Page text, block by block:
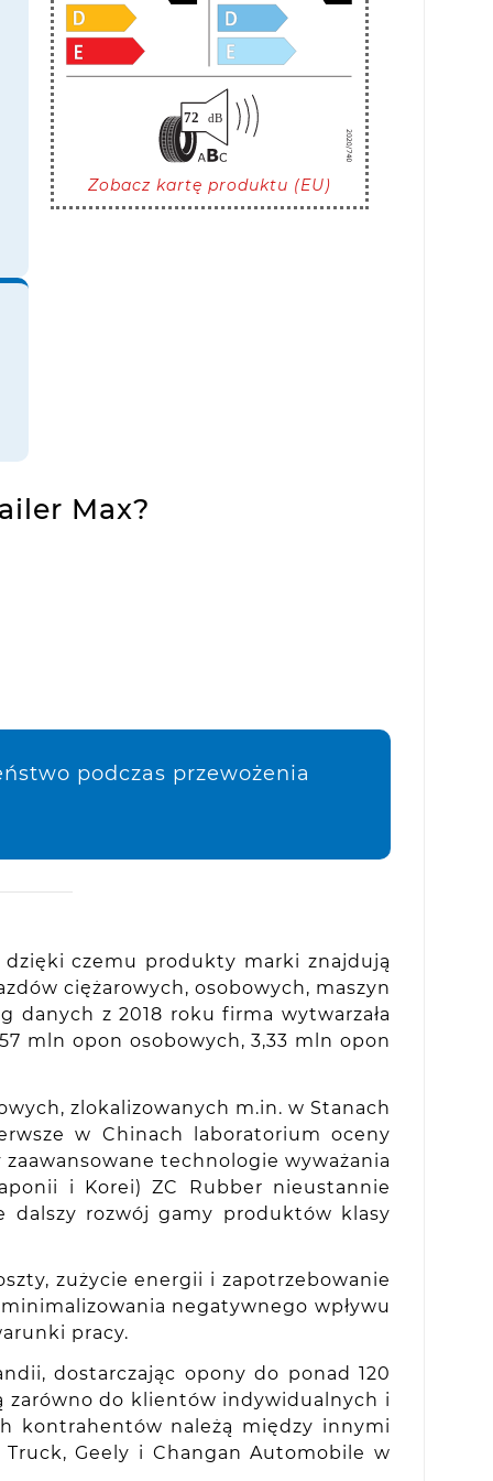
Zobacz kartę produktu (EU)
Max?
podczas przewożenia
dzięki czemu produkty marki znajdują
ciężarowych, osobowych, maszyn
danych z 2018 roku firma wytwarzała
mln opon osobowych, 3,33 mln opon
zlokalizowanych m.in. w Stanach
w Chinach laboratorium oceny
technologie wyważania
i Korei) ZC Rubber nieustannie
dalszy rozwój gamy produktów klasy
zużycie energii i zapotrzebowanie
negatywnego wpływu
pracy.
dostarczając opony do ponad 120
zarówno do klientów indywidualnych i
kontrahentów należą między innymi
Truck, Geely i Changan Automobile w